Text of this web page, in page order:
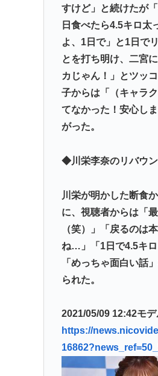
すけど」と続けたが
日食べたら4.5キロ太
よ、1日で」と1日で
とを打ち明け、二宮
カじゃん！」とツッ
子からは「（キャラ
てなかった！安心し
がった。
◆川栄李奈のリバウ
川栄が明かした断食
に、視聴者からは「
（笑）」「戻るのは
ね…」「1日で4.5キロ
「めっちゃ面白い話
られた。
2021/05/09 12:42モ
https://